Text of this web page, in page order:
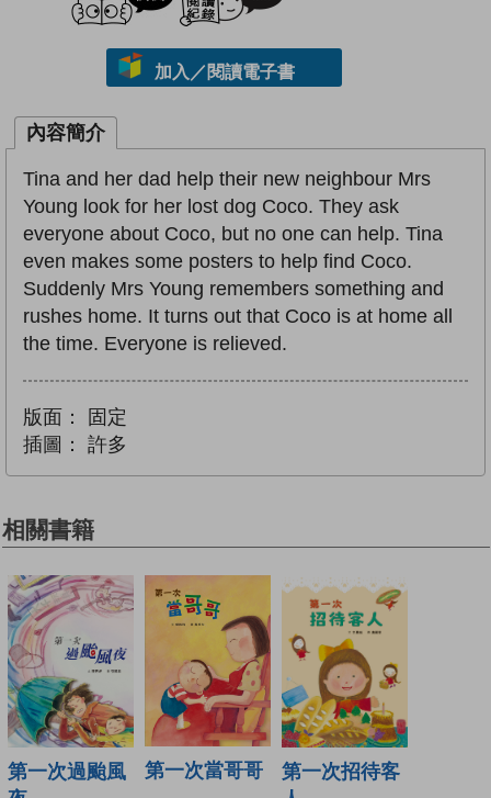
加入／閱讀電子書
內容簡介
Tina and her dad help their new neighbour Mrs
Young look for her lost dog Coco. They ask
everyone about Coco, but no one can help. Tina
even makes some posters to help find Coco.
Suddenly Mrs Young remembers something and
rushes home. It turns out that Coco is at home all
the time. Everyone is relieved.
版面：
固定
插圖：
許多
相關書籍
第一次過颱風
第一次當哥哥
第一次招待客